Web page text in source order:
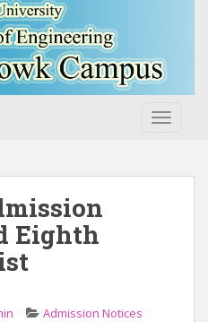
Eighth
Admission Notices